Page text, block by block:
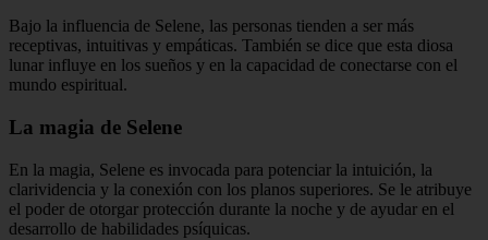
Bajo la influencia de Selene, las personas tienden a ser más
receptivas, intuitivas y empáticas. También se dice que esta diosa
lunar influye en los sueños y en la capacidad de conectarse con el
mundo espiritual.
La magia de Selene
En la magia, Selene es invocada para potenciar la intuición, la
clarividencia y la conexión con los planos superiores. Se le atribuye
el poder de otorgar protección durante la noche y de ayudar en el
desarrollo de habilidades psíquicas.